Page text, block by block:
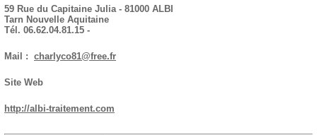
59 Rue du Capitaine Julia - 81000 ALBI
Tarn Nouvelle Aquitaine
Tél. 06.62.04.81.15 -
Mail : charlyco81@free.fr
Site Web
http://albi-traitement.com